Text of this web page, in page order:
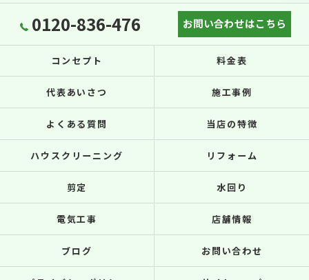
0120-836-476 お問い合わせはこちら
コンセプト 料金表
代表あいさつ 施工事例
よくある質問 当店の特徴
ハウスクリーニング リフォーム
剪定 水回り
電気工事 店舗情報
ブログ お問い合わせ